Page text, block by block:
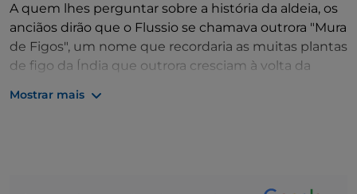
A quem lhes perguntar sobre a história da aldeia, os
anciãos dirão que o Flussio se chamava outrora "Mura
de Figos", um nome que recordaria as muitas plantas
de figo da Índia que outrora cresciam à volta da
Mostrar mais